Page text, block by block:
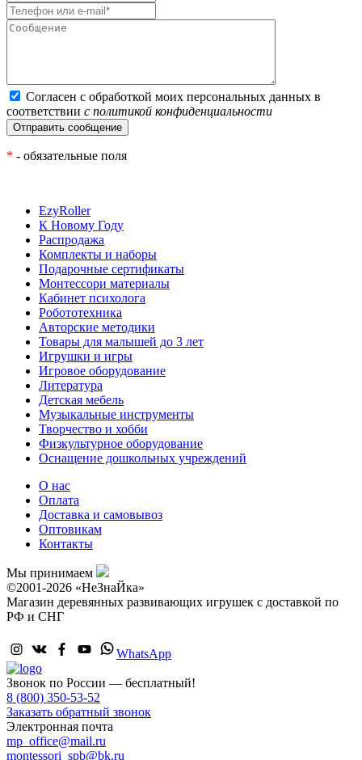
Согласен с обработкой моих персональных данных в
соответствии с политикой конфиденциальности
* - обязательные поля
EzyRoller
К Новому Году
Распродажа
Комплекты и наборы
Подарочные сертификаты
Монтессори материалы
Кабинет психолога
Робототехника
Авторские методики
Товары для малышей до 3 лет
Игрушки и игры
Игровое оборудование
Литература
Детская мебель
Музыкальные инструменты
Творчество и хобби
Физкультурное оборудование
Оснащение дошкольных учреждений
О нас
Оплата
Доставка и самовывоз
Оптовикам
Контакты
Мы принимаем
©2001-2026 «НеЗнаЙка»
Магазин деревянных развивающих игрушек с доставкой по
РФ и СНГ
WhatsApp
Звонок по России — бесплатный!
8 (800) 350-53-52
Заказать обратный звонок
Электронная почта
mp_office@mail.ru
montessori_spb@bk.ru